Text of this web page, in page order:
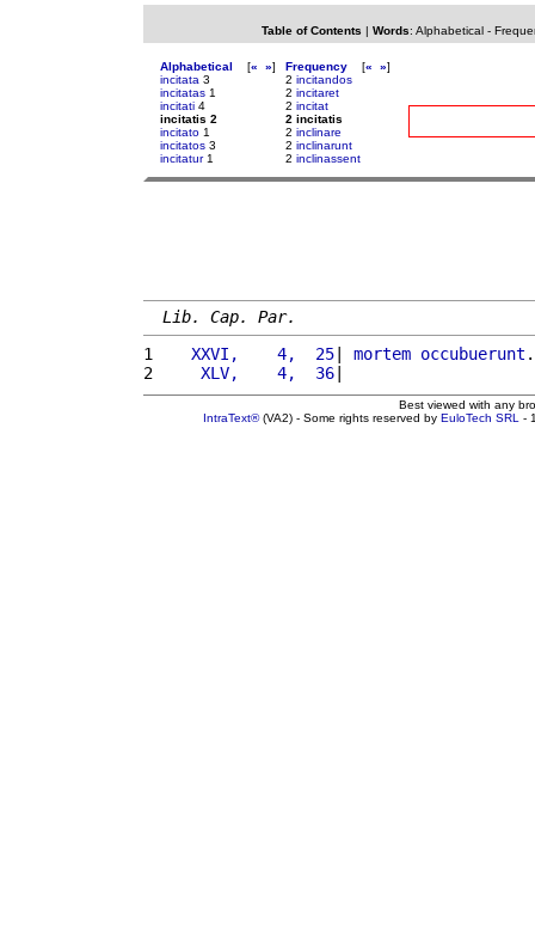
Table of Contents | Words: Alphabetical-
Alphabetical [« »]
incitata 3
incitatas 1
incitati 4
incitatis 2
incitato 1
incitatos 3
incitatur1
Frequency [« »]
2 incitandos
2 incitaret
2 incitat
2 incitatis
2 inclinare
2 inclinarunt
2 inclinassent
Lib. Cap. Par.
1
   XXVI,    4,  25
| mortem occubuerunt
2
    XLV,    4,  36
|
Best viewed with any
IntraText®(VA2) - Some rights reserved by EuloTech SRL -